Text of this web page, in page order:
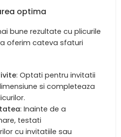
optima
bune rezultate cu plicurile
oferim cateva sfaturi
: Optati pentru invitatii
si completeaza
: Inainte de a
testati
cu invitatiile sau